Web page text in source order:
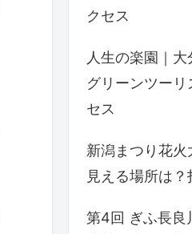
クセス
人生の楽園｜
グリーンツー
セス
新潟まつり花
見える場所は？
第4回 ぎふ長良